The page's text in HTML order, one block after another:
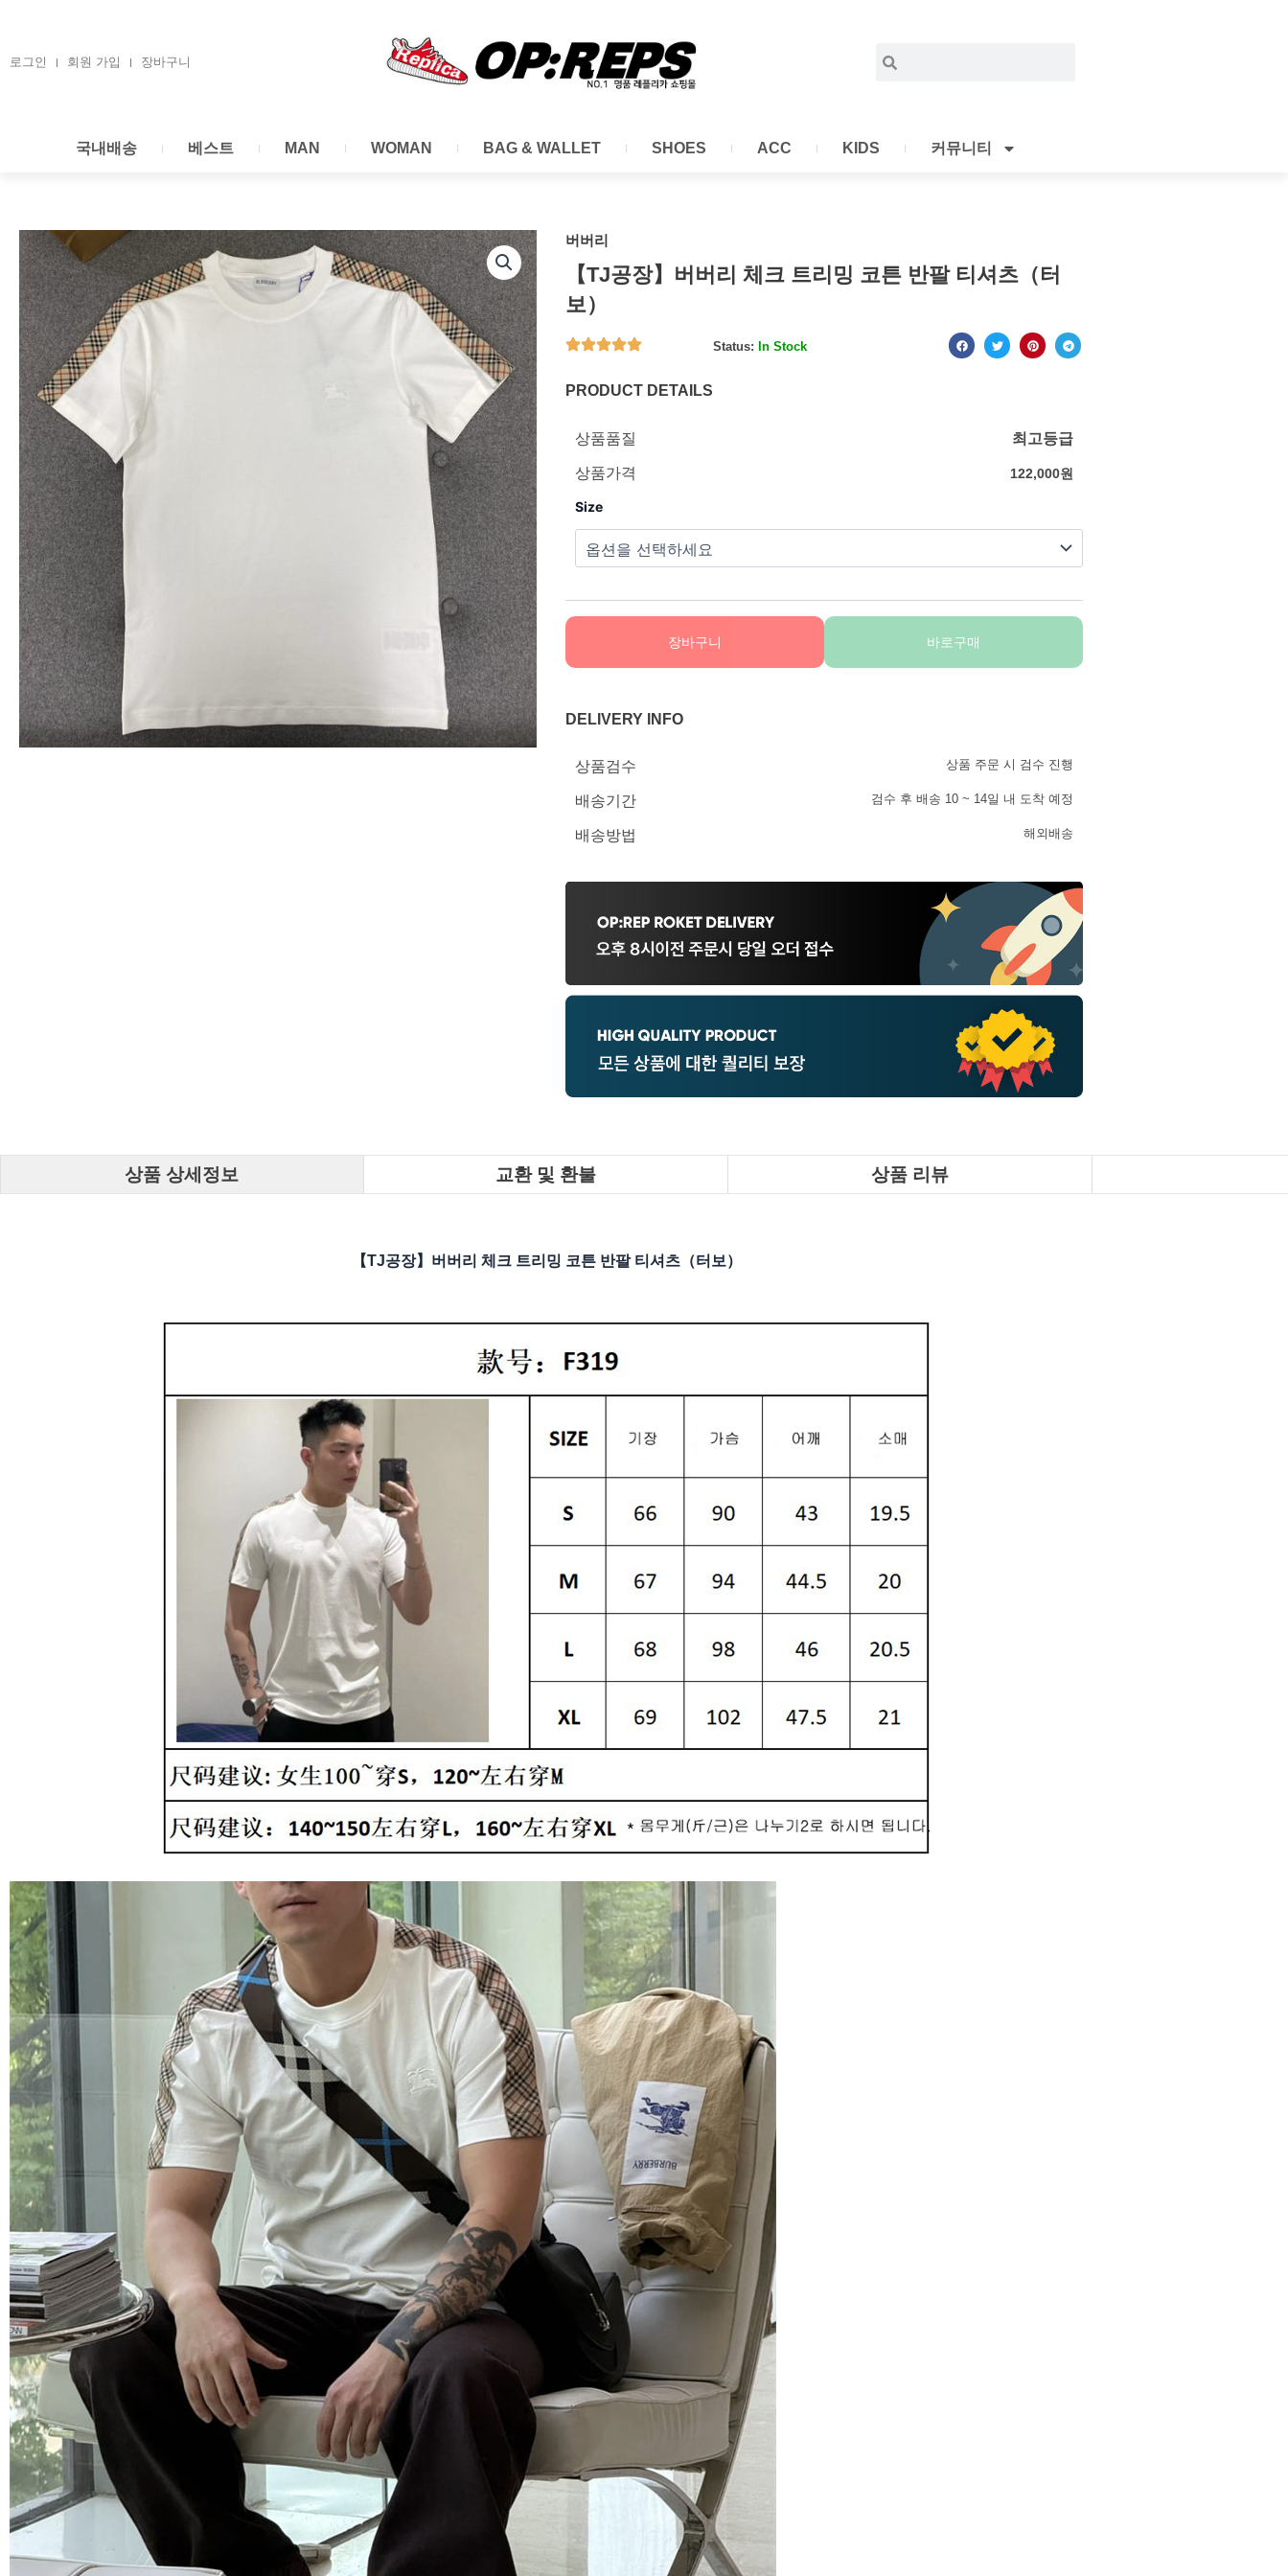
츠로그인 회원 가입 장바구니
국내배송 베스트 MAN WOMAN BAG & WALLET SHOES ACC KIDS 커뮤니티
버버리
【TJ공장】버버리 체크 트리밍 코튼 반팔 티셔츠（터
보）
Status: In Stock
PRODUCT DETAILS
상품품질 최고등급
상품가격 122,000원
Size
장바구니 바로구매
DELIVERY INFO
상품검수 상품 주문 시 검수 진행
배송기간 검수 후 배송 10 ~ 14일 내 도착 예정
배송방법 해외배송
상품 상세정보 교환 및 환불 상품 리뷰
【TJ공장】버버리 체크 트리밍 코튼 반팔 티셔츠（터보）